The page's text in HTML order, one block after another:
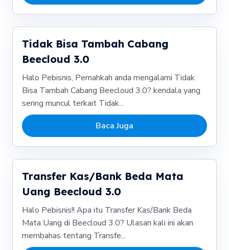
Tidak Bisa Tambah Cabang
Beecloud 3.0
Halo Pebisnis, Pernahkah anda mengalami Tidak
Bisa Tambah Cabang Beecloud 3.0? kendala yang
sering muncul terkait Tidak...
Baca Juga
Transfer Kas/Bank Beda Mata
Uang Beecloud 3.0
Halo Pebisnis!! Apa itu Transfer Kas/Bank Beda
Mata Uang di Beecloud 3.0? Ulasan kali ini akan
membahas tentang Transfe...